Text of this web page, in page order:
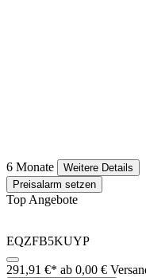
6 Monate
Weitere Details
Preisalarm setzen
Top Angebote
EQZFB5KUYP
291,91 €* ab 0,00 €